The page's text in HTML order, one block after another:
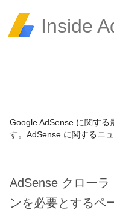
Inside
Google AdSense に関する
す。AdSense に関するニ
AdSense クロー
ンを必要とするペ